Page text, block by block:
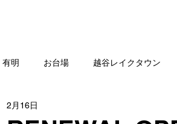
有明 お台場 越谷レイクタウン
2月16日